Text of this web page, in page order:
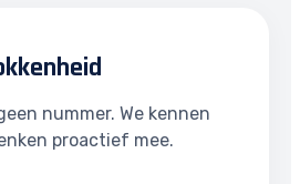
nummer. We kennen
proactief mee.